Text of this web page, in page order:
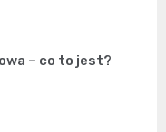
– co to jest?